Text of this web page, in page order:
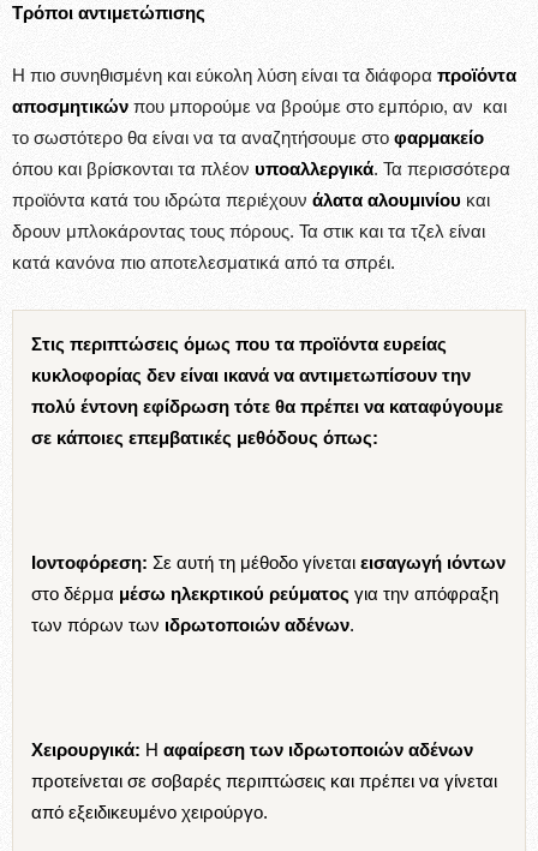
Τρόποι αντιμετώπισης
Η πιο συνηθισμένη και εύκολη λύση είναι τα διάφορα προϊόντα
αποσμητικών που μπορούμε να βρούμε στο εμπόριο, αν και
το σωστότερο θα είναι να τα αναζητήσουμε στο φαρμακείο
όπου και βρίσκονται τα πλέον υποαλλεργικά. Τα περισσότερα
προϊόντα κατά του ιδρώτα περιέχουν άλατα αλουμινίου και
δρουν μπλοκάροντας τους πόρους. Τα στικ και τα τζελ είναι
κατά κανόνα πιο αποτελεσματικά από τα σπρέι.
Στις περιπτώσεις όμως που τα προϊόντα ευρείας
κυκλοφορίας δεν είναι ικανά να αντιμετωπίσουν την
πολύ έντονη εφίδρωση τότε θα πρέπει να καταφύγουμε
σε κάποιες επεμβατικές μεθόδους όπως:
Ιοντοφόρεση: Σε αυτή τη μέθοδο γίνεται εισαγωγή ιόντων
στο δέρμα μέσω ηλεκρτικού ρεύματος για την απόφραξη
των πόρων των ιδρωτοποιών αδένων.
Χειρουργικά: Η αφαίρεση των ιδρωτοποιών αδένων
προτείνεται σε σοβαρές περιπτώσεις και πρέπει να γίνεται
από εξειδικευμένο χειρούργο.